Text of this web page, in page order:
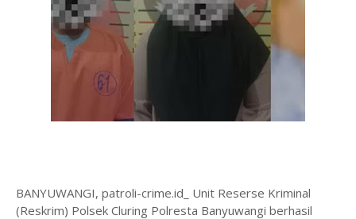
BANYUWANGI, patroli-crime.id_ Unit Reserse Kriminal
(Reskrim) Polsek Cluring Polresta Banyuwangi berhasil